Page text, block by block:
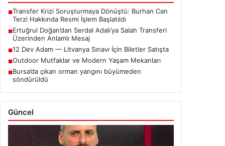
■Transfer Krizi Soruşturmaya Dönüştü: Burhan Can
Terzi Hakkında Resmi İşlem Başlatıldı
■Ertuğrul Doğan’dan Serdal Adalı’ya Salah Transferi
Üzerinden Anlamlı Mesaj
■12 Dev Adam — Litvanya Sınavı İçin Biletler Satışta
■Outdoor Mutfaklar ve Modern Yaşam Mekanları
■Bursa’da çıkan orman yangını büyümeden
söndürüldü
Güncel